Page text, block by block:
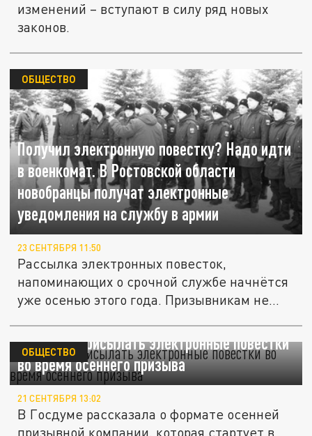
изменений – вступают в силу ряд новых
законов.
Получил электронную повестку? Надо идти
в военкомат. В Ростовской области
новобранцы получат электронные
уведомления на службу в армии
ОБЩЕСТВО
23 СЕНТЯБРЯ 11:50
Рассылка электронных повесток,
напоминающих о срочной службе начнётся
уже осенью этого года. Призывникам не...
Будут ли присылать электронные повестки
во время осеннего призыва
ОБЩЕСТВО
21 СЕНТЯБРЯ 13:02
В Госдуме рассказала о формате осенней
призывной компании, которая стартует в